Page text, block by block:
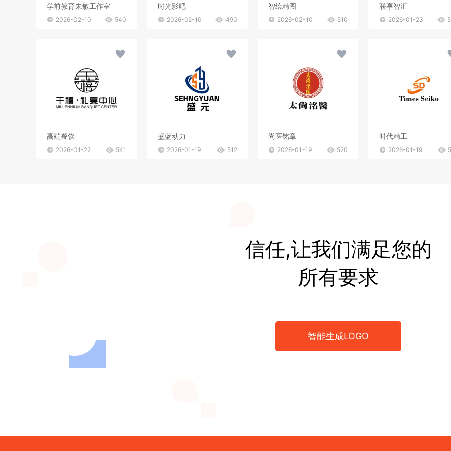
学前教育朱敏工作室
2026-02-10 540
时光影吧
2026-02-10 490
智绘精图
2026-02-10 510
联享智汇
2026-01-23
高端餐饮
2026-01-22 541
盛蓝动力
2026-01-19 512
尚医铭章
2026-01-19 520
时代精工
2026-01-19
信任,让我们满足您的
所有要求
智能生成LOGO